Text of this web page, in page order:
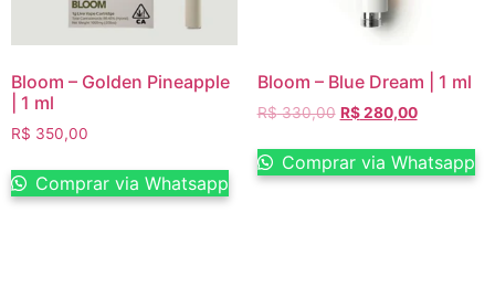
Bloom – Golden Pineapple
| 1 ml
R$ 350,00
Comprar via Whatsapp
Bloom – Blue Dream | 1 ml
R$330,00 R$280,00
Comprar via Whatsapp